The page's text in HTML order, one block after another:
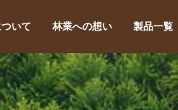
いて 林業への想い 製品一覧